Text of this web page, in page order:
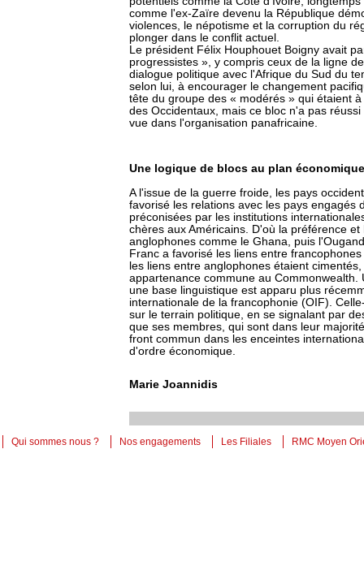
comme l'ex-Zaïre devenu la République
violences, le népotisme et la corruption du
plonger dans le conflit actuel.
Le président Félix Houphouet Boigny avait
progressistes », y compris ceux de la ligne
dialogue politique avec l'Afrique du Sud du
selon lui, à encourager le changement
tête du groupe des « modérés » qui étaient
des Occidentaux, mais ce bloc n'a pas
vue dans l'organisation panafricaine.
Une logique de blocs au plan économique
A l'issue de la guerre froide, les pays
favorisé les relations avec les pays engagés
préconisées par les institutions
chères aux Américains. D'où la préférence
anglophones comme le Ghana, puis
Franc a favorisé les liens entre
les liens entre anglophones étaient
appartenance commune au
une base linguistique est apparu plus
internationale de la francophonie (OIF).
sur le terrain politique, en se signalant par
que ses membres, qui sont dans leur
front commun dans les enceintes
d'ordre économique.
Marie Joannidis
Qui sommes nous ? Nos engagements Les Filiales RMC Moyen